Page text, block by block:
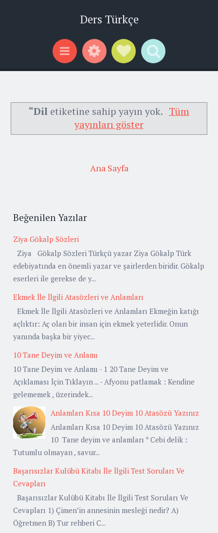
Ders Türkçe
Menu WidgetsSocial Links
Search
“Dil etiketine sahip yayın yok. Tüm
yayınları göster
Ana Sayfa
Beğenilen Yazılar
Ziya Gökalp Sözleri
Ziya Gökalp Sözleri Türkçü yazar Ziya Gökalp Türk
edebiyatında en önemli yazar ve şairlerden biridir. Gökalp
eserleri ile gerekse de y...
Ekmek İle İlgili Atasözleri ve Anlamları
Ekmek İle İlgili Atasözleri ve Anlamları Ekmeğin katığı
açlıktır: Aç olan bir insan için ekmek yeterlidir. Onun
yanında başka bir yiyec...
10 Tane Deyim ve Anlamı
10 Tane Deyim ve Anlamı - 1 20 Tane Deyim ve
Açıklaması İçin Tıklayın ... - Afyonu patlamak : Kendine
gelememek , üzerindek...
Anlamları Kısa 10 Deyim 10 Atasözü Yazınız
Anlamları Kısa 10 Deyim 10 Atasözü Yazınız
10 Tane deyim ve anlamları * Cebi delik :
Tutumlu olmayan , savur...
Başarısızlar Kulübü Kitabı İle İlgili Test Soruları Ve
Cevapları
Başarısızlar Kulübü Kitabı İle İlgili Test Soruları Ve
Cevapları 1) Çimen’in annesinin mesleği nedir? A)
Öğretmen B) Tur rehberi C...